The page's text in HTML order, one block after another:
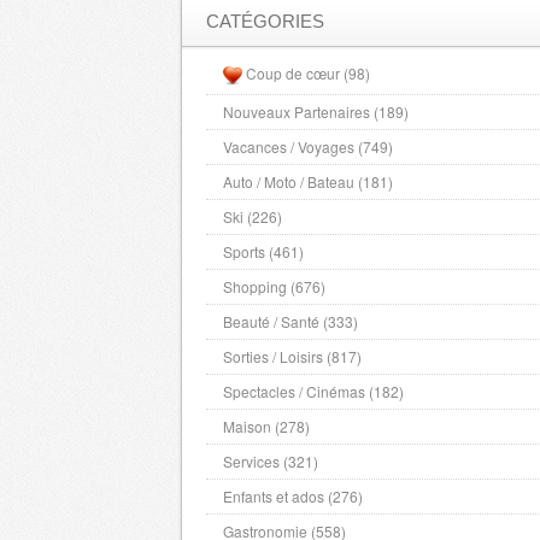
Meurthe et Moselle
Meuse - 55000 , (fr)
Morbihan - 56000 , (fr)
Moselle - 57000 , (fr)
Nievre - 58000 , (fr)
Nord - 59000 , (fr)
Alpes Maritimes
Oise - 60000 , (fr)
Orne - 61000 , (fr)
Pas de Calais - 62000 , (fr)
Puy de Dome - 63000 , (fr)
Pyrenees Atlantiques - 64000 , (fr)
Hautes Pyrenees - 65000 , (fr)
Pyrenees Orientales - 66000 , (fr)
Bas Rhin - 67000 , (fr)
Haut Rhin - 68000 , (fr)
CATÉGORIES
Coup de cœur (98)
Nouveaux Partenaires (189)
Vacances / Voyages (749)
Auto / Moto / Bateau (181)
Ski (226)
Sports (461)
Shopping (676)
Beauté / Santé (333)
Sorties / Loisirs (817)
Spectacles / Cinémas (182)
Maison (278)
Services (321)
Enfants et ados (276)
Gastronomie (558)